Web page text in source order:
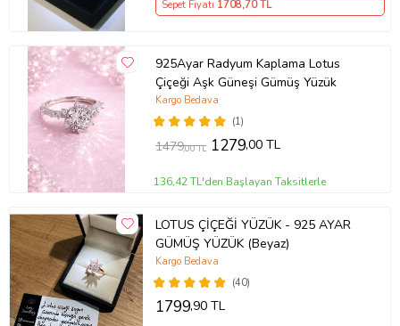
Sepet Fiyatı 1708,70 TL
925Ayar Radyum Kaplama Lotus
Çiçeği Aşk Güneşi Gümüş Yüzük
(1)
Kargo Bedava
1479,00 TL 1279,00 TL
136,42 TL'den Başlayan Taksitlerle
LOTUS ÇİÇEĞİ YÜZÜK - 925 AYAR
GÜMÜŞ YÜZÜK (Beyaz)
(40)
Kargo Bedava
1799,90 TL